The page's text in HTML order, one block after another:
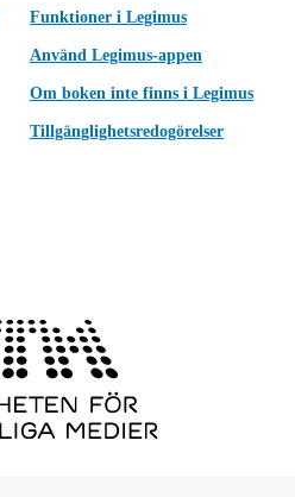
Funktioner i Legimus
Använd Legimus-appen
Om boken inte finns i Legimus
Tillgänglighetsredogörelser